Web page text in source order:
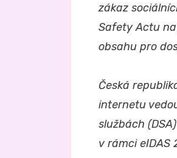
zákaz
Safety Actu
obsahu pro
Česká
internetu
službách
v rámci eIDAS